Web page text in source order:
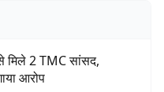
मिले 2 TMC सांसद,
आरोप